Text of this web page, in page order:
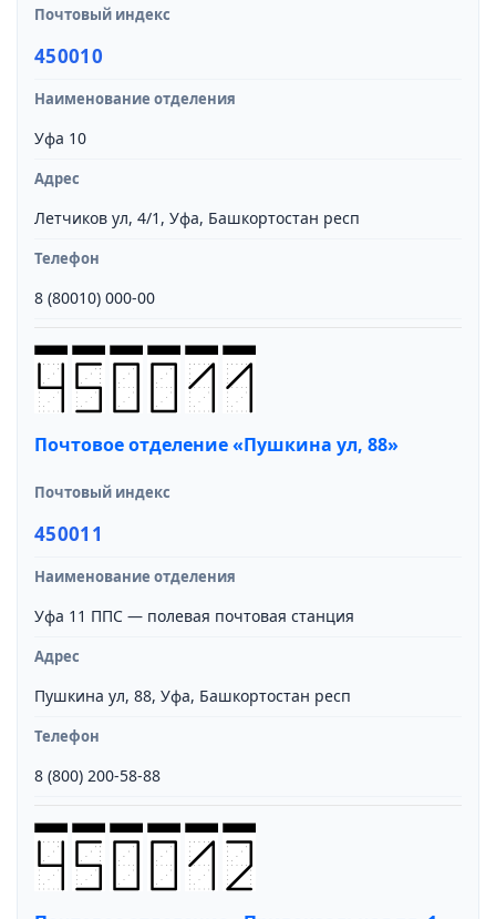
Почтовый индекс
450010
Наименование отделения
Уфа 10
Адрес
Летчиков ул, 4/1, Уфа, Башкортостан респ
Телефон
8 (80010) 000-00
Почтовое отделение «Пушкина ул, 88»
Почтовый индекс
450011
Наименование отделения
Уфа 11 ППС — полевая почтовая станция
Адрес
Пушкина ул, 88, Уфа, Башкортостан респ
Телефон
8 (800) 200-58-88